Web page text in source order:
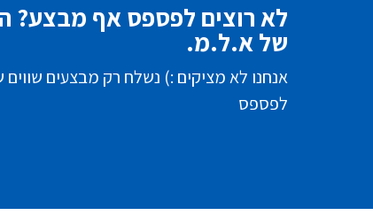
לא רוצים לפספס אף מבצע?
של א.ל.מ.
אנחנו לא מציקים :) נשלח רק מבצעים
לפספס